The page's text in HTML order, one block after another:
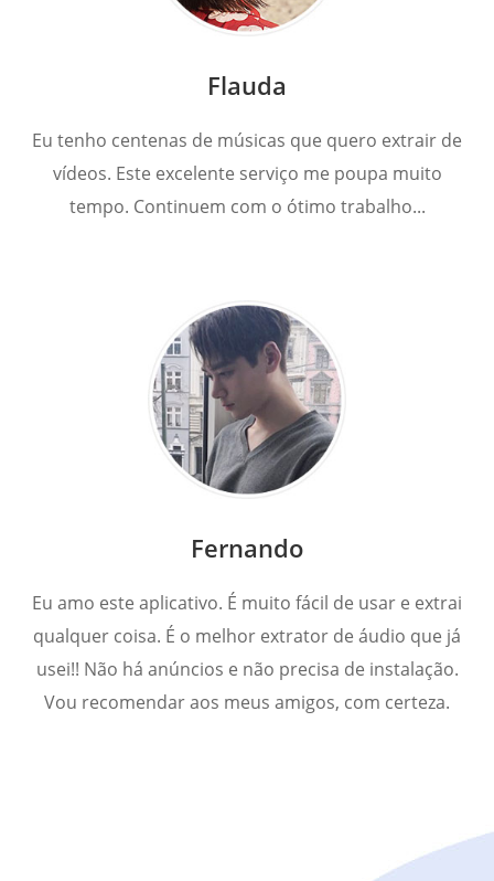
Flauda
Eu tenho centenas de músicas que quero extrair de
vídeos. Este excelente serviço me poupa muito
tempo. Continuem com o ótimo trabalho...
Fernando
Eu amo este aplicativo. É muito fácil de usar e extrai
qualquer coisa. É o melhor extrator de áudio que já
usei!! Não há anúncios e não precisa de instalação.
Vou recomendar aos meus amigos, com certeza.